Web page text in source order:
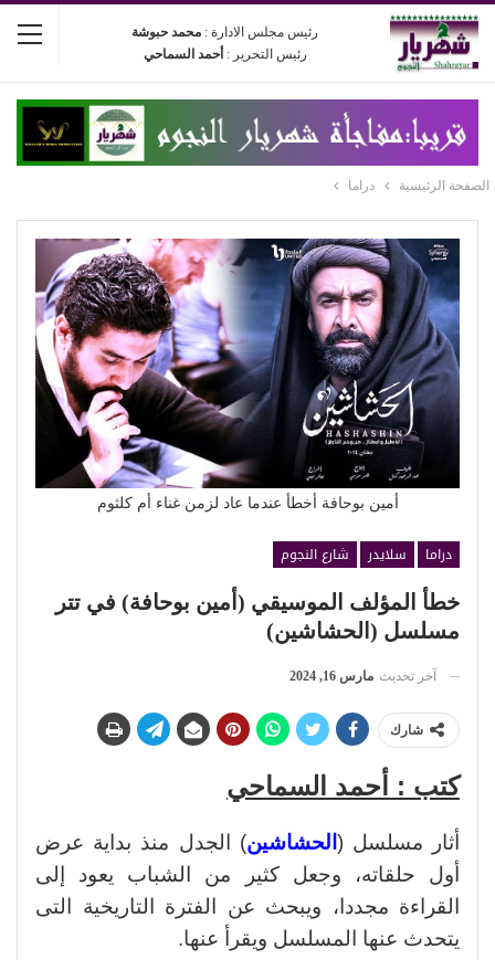
رئيس مجلس الادارة : محمد حبوشة
رئيس التحرير : أحمد السماحي
الصفحة الرئيسية دراما
أمين بوحافة أخطأ عندما عاد لزمن غناء أم كلثوم
دراما سلايدر
شارع النجوم
خطأ المؤلف الموسيقي (أمين بوحافة) في تتر
مسلسل (الحشاشين)
آخر تحديث مارس 16, 2024
شارك
كتب : أحمد السماحي
أثار مسلسل ( الحشاشين) الجدل منذ بداية عرض
أول حلقاته، وجعل كثير من الشباب يعود إلى
القراءة مجددا، ويبحث عن الفترة التاريخية التى
يتحدث عنها المسلسل ويقرأ عنها.